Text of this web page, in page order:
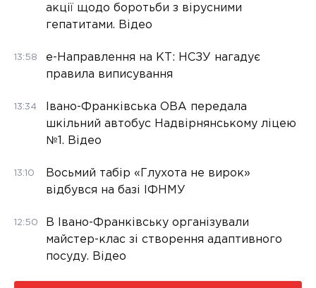
акції щодо боротьби з вірусними
гепатитами. Відео
13:58
е-Направлення на КТ: НСЗУ нагадує
правила виписування
13:34
Івано-Франківська ОВА передала
шкільний автобус Надвірнянському ліцею
№1. Відео
13:10
Восьмий табір «Глухота не вирок»
відбувся на базі ІФНМУ
12:50
В Івано-Франківську організували
майстер-клас зі створення адаптивного
посуду. Відео